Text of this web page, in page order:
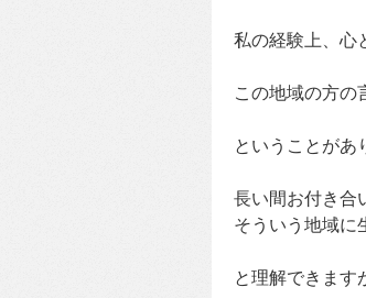
私の経験上、心
この地域の方の
ということがあ
長い間お付き合
そういう地域に
と理解できます